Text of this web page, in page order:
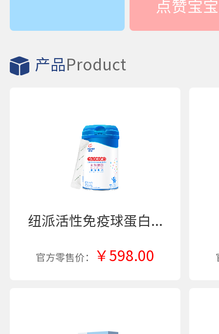
点赞宝宝
产品 Product
纽派活性免疫球蛋白...
官方零售价： ￥598.00